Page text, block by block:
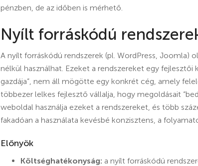
pénzben, de az időben is mérhető.
Nyílt forráskódú
A nyílt forráskódú rendszerek (pl. WordPress, Joomla)
nélkül használhat. Ezeket a rendszereket egy
gazdája”, nem áll mögötte egy konkrét cég, amely
többezer lelkes fejlesztő vállalja, hogy megoldásait
weboldal használja ezeket a rendszereket, és több
fakadóan a használata kevésbé konzisztens, a
Előnyök
Költséghatékonyság: a nyílt forráskódú